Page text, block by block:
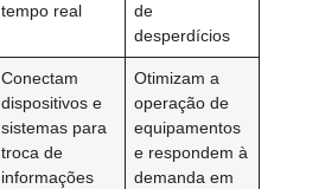
tempo real
de
desperdícios
Conectam
dispositivos e
sistemas para
troca de
informações
Otimizam a
operação de
equipamentos
e respondem à
demanda em